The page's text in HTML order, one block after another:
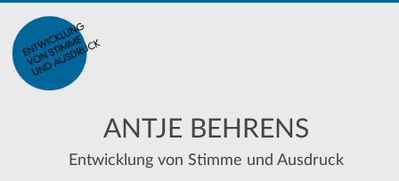
ANTJE BEHRENS
Entwicklung von Stimme und Ausdruck